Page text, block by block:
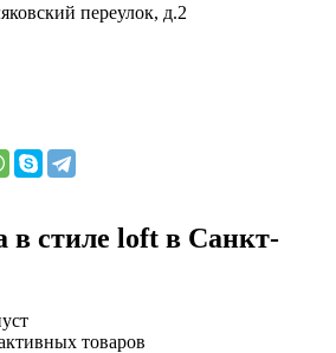
переулок, д.2
в стиле loft в Санкт-
товаров